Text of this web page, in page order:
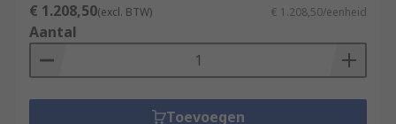
€ 1.208,50(excl. BTW) € 1.208,50/eenheid
Aantal
Toevoegen